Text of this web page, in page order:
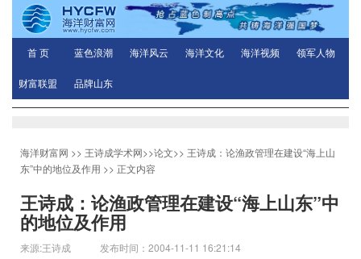
首 页 蓝色浪潮 海洋风云 海洋文化 海洋视频 领军人物
财富联盟 品牌山东
海洋财富网 >> 王诗成学术网>>论文>> 王诗成：论渔政管理在建设“海上山
东”中的地位及作用 >> 正文内容
王诗成：论渔政管理在建设“海上山东”中
的地位及作用
来源:王诗成 发布时间：2004-11-11 16:21:14